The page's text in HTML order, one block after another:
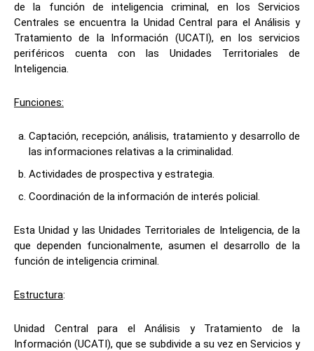
de la función de inteligencia criminal, en los Servicios
Centrales se encuentra la Unidad Central para el Análisis y
Tratamiento de la Información (UCATI), en los servicios
periféricos cuenta con las Unidades Territoriales de
Inteligencia.
Funciones:
Captación, recepción, análisis, tratamiento y desarrollo de
las informaciones relativas a la criminalidad.
Actividades de prospectiva y estrategia.
Coordinación de la información de interés policial.
Esta Unidad y las Unidades Territoriales de Inteligencia, de la
que dependen funcionalmente, asumen el desarrollo de la
función de inteligencia criminal.
Estructura:
Unidad Central para el Análisis y Tratamiento de la
Información (UCATI), que se subdivide a su vez en Servicios y